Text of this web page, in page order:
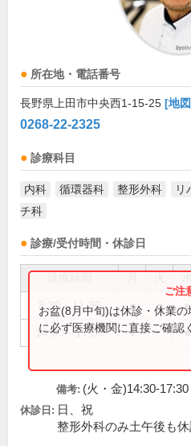
所在地・電話番号
長野県上田市中央西1-15-25 [地
0268-22-2325
診療科目
内科 循環器科 整形外科 リ
チ科
診療/受付時間・休診日
8:30～11:30 ● ● ●
14:30～17:30 ● ●
お盆(8月中旬)は休診・休業
に必ず医療機関に直接ご確認
備考: (火・金)14:30-17:30
休診日: 日、祝
整形外科のみ土午後も